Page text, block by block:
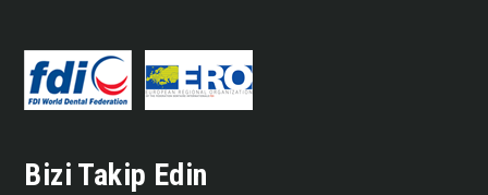
Bizi Takip Edin